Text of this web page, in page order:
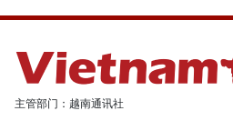
主管部门：越南通讯社